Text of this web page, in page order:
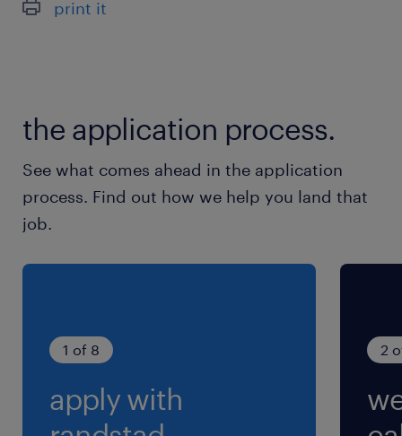
シフト制による週休2日制
分）
分）
※10：00～20：00のあいだで実働8時間／シフ
ト制
print it
the application process.
See what comes ahead in the application
process. Find out how we help you land that
job.
1 of 8
apply with
2